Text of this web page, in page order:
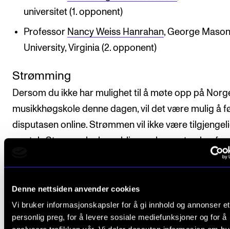
Denne nettsiden anvender cookies
Vi bruker informasjonskapsler for å gi innhold og annonser et
personlig preg, for å levere sosiale mediefunksjoner og for å
universitet (1. opponent)
Professor Nancy Weiss Hanrahan, George
University, Virginia (2. opponent)
Strømming
Dersom du ikke har mulighet til å møte opp på
musikkhøgskole denne dagen, vil det være mulig å
disputasen online. Strømmen vil ikke være
opptak. Strømmelenke publiseres her ca to uker før
fullgodt alternativ til å være til stede i salen. Dette er i